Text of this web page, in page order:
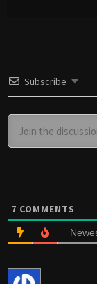
Subscribe
7 COMMENTS